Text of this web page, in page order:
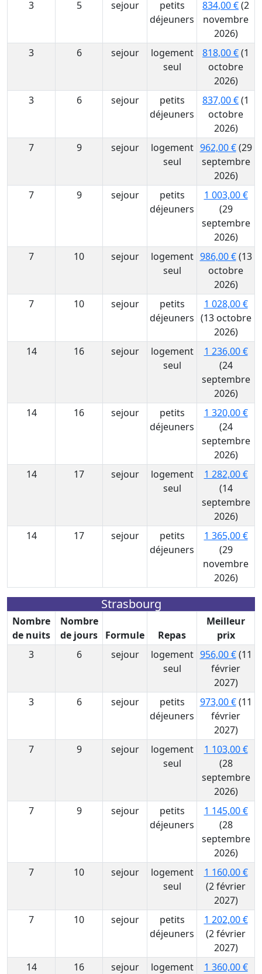
3 5 sejour
petits
déjeuners
834,00 €(2
novembre
2026)
3
6 sejour
logement
seul
818,00 €(1
octobre
2026)
3
6 sejour
petits
déjeuners
837,00 €(1
octobre
2026)
7
9 sejour
logement
seul
962,00 €(29
septembre
2026)
7
9 sejour
petits
déjeuners
1 003,00 €
(29
septembre
2026)
7
10 sejour
logement
seul
986,00 €(13
octobre
2026)
7
10 sejour
petits
déjeuners
1 028,00 €
(13 octobre
2026)
14
16 sejour
logement
seul
1 236,00 €
(24
septembre
2026)
14
16 sejour
petits
déjeuners
1 320,00 €
(24
septembre
2026)
14
17 sejour
logement
seul
1 282,00 €
(14
septembre
2026)
14
17 sejour
petits
déjeuners
1 365,00 €
(29
novembre
2026)
Strasbourg
Nombre
de nuits
Nombre
de jours
Formule Repas
Meilleur
prix
3
6 sejour
logement
seul
956,00 €(11
février
2027)
3
6 sejour
petits
déjeuners
973,00 €(11
février
2027)
7
9 sejour
logement
seul
1 103,00 €
(28
septembre
2026)
7
9 sejour
petits
déjeuners
1 145,00 €
(28
septembre
2026)
7
10 sejour
logement
seul
1 160,00 €
(2 février
2027)
7
10 sejour
petits
déjeuners
1 202,00 €
(2 février
2027)
14
16 sejour
logement
1 360,00 €